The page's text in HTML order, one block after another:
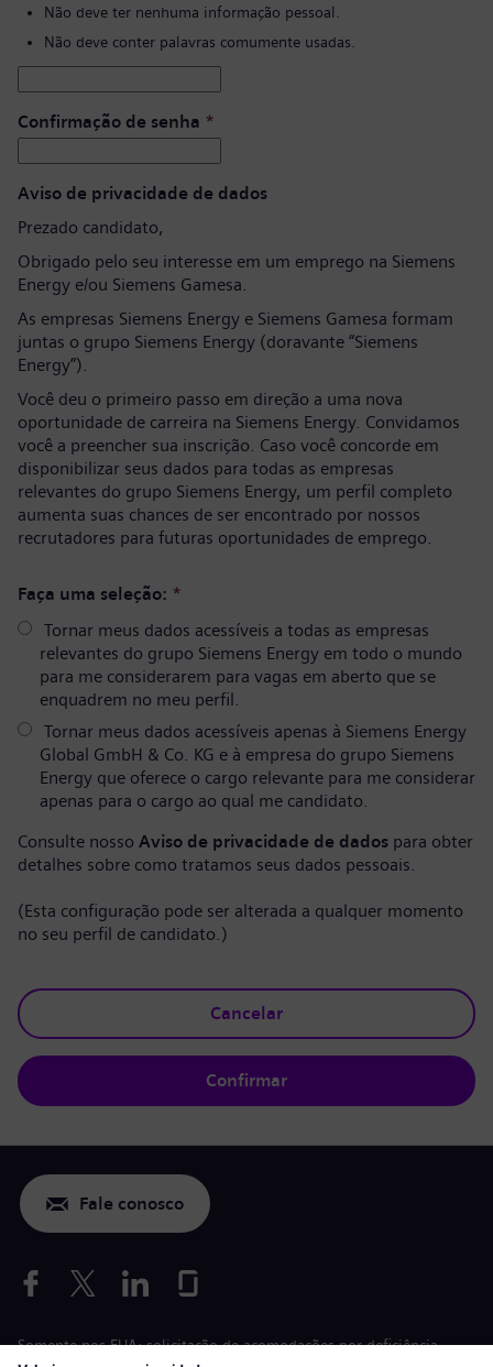
Não deve ter nenhuma informação pessoal.
Não deve conter palavras comumente usadas.
Confirmação de senha *
Aviso de privacidade de dados
Prezado candidato,
Obrigado pelo seu interesse em um emprego na Siemens
Energy e/ou Siemens Gamesa.
As empresas Siemens Energy e Siemens Gamesa formam
juntas o grupo Siemens Energy (doravante “Siemens
Energy”).
Você deu o primeiro passo em direção a uma nova
oportunidade de carreira na Siemens Energy. Convidamos
você a preencher sua inscrição. Caso você concorde em
disponibilizar seus dados para todas as empresas
relevantes do grupo Siemens Energy, um perfil completo
aumenta suas chances de ser encontrado por nossos
recrutadores para futuras oportunidades de emprego.
Faça uma seleção: *
Tornar meus dados acessíveis a todas as empresas
relevantes do grupo Siemens Energy em todo o mundo
para me considerarem para vagas em aberto que se
enquadrem no meu perfil.
Tornar meus dados acessíveis apenas à Siemens Energy
Global GmbH & Co. KG e à empresa do grupo Siemens
Energy que oferece o cargo relevante para me considerar
apenas para o cargo ao qual me candidato.
Consulte nosso Aviso de privacidade de dados para obter
detalhes sobre como tratamos seus dados pessoais.
(Esta configuração pode ser alterada a qualquer momento
no seu perfil de candidato.)
Cancelar
Confirmar
Fale conosco
Somente nos EUA: solicitação de acomodações por deficiência